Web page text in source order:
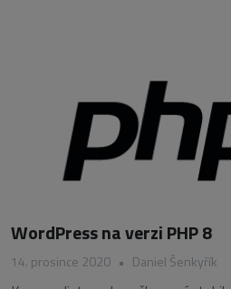
WordPress na verzi PHP 8
14. prosince 2020 • Daniel Šenkyřík